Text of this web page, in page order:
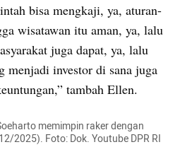
bisa mengkaji, ya, aturan-
wisatawan itu aman, ya, lalu
juga dapat, ya, lalu
menjadi investor di sana juga
tambah Ellen.
memimpin raker dengan
2025). Foto: Dok. Youtube DPR RI